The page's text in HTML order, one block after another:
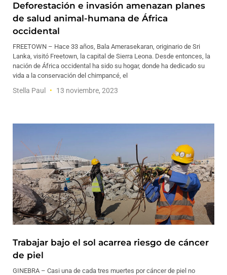
Deforestación e invasión amenazan planes
de salud animal-humana de África
occidental
FREETOWN – Hace 33 años, Bala Amerasekaran, originario de Sri
Lanka, visitó Freetown, la capital de Sierra Leona. Desde entonces, la
nación de África occidental ha sido su hogar, donde ha dedicado su
vida a la conservación del chimpancé, el
Stella Paul 13 noviembre, 2023
Trabajar bajo el sol acarrea riesgo de cáncer
de piel
GINEBRA – Casi una de cada tres muertes por cáncer de piel no